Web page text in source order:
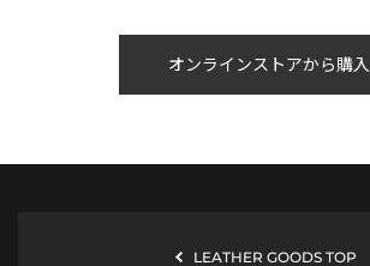
オンラインストアから購入
LEATHER GOODS TOP